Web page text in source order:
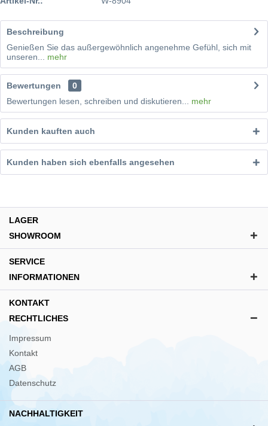
Beschreibung
Genießen Sie das außergewöhnlich angenehme Gefühl, sich mit
unseren... mehr
Bewertungen
0
Bewertungen lesen, schreiben und diskutieren... mehr
Kunden kauften auch
Kunden haben sich ebenfalls angesehen
LAGER
SHOWROOM
SERVICE
INFORMATIONEN
KONTAKT
RECHTLICHES
Impressum
Kontakt
AGB
Datenschutz
NACHHALTIGKEIT